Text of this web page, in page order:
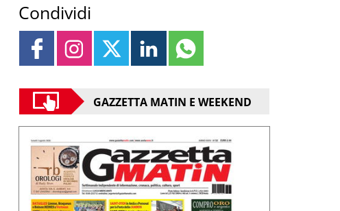
Condividi
GAZZETTA MATIN E WEEKEND